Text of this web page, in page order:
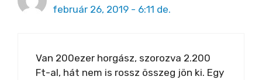
február 26, 2019 - 6:11 de.
Van 200ezer horgász, szorozva 2.200
Ft-al, hát nem is rossz összeg jön ki. Egy